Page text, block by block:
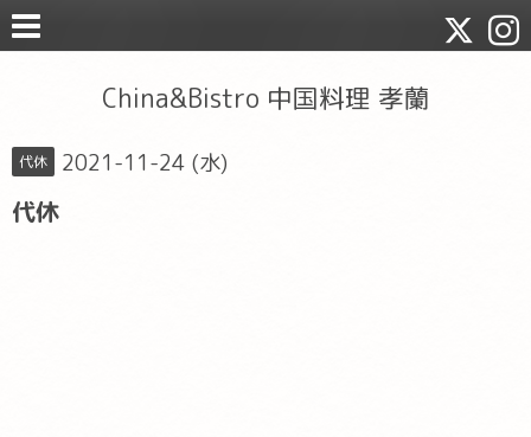
China&Bistro 中国料理 孝蘭
代休 2021-11-24 (水)
代休